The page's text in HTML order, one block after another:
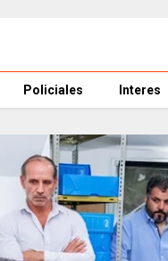
Policiales Interes